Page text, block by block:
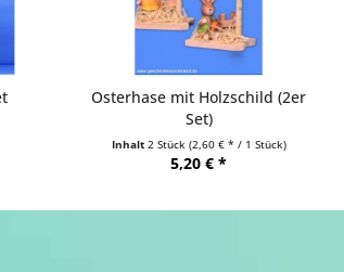
Osterhase mit Holzschild (2er
Set)
Inhalt 2 Stück (2,60 € * / 1 Stück)
5,20 € *